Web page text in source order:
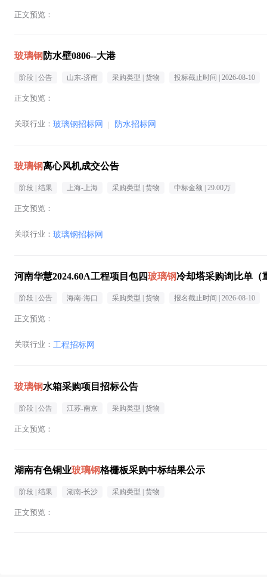
正文预览：
玻璃钢 防水壁0806--大港
阶段 | 公告 山东-济南 采购类型 | 货物 投标截止时间 | 2026-08-10
正文预览：
关联行业： 玻璃钢招标网 | 防水招标网
玻璃钢离心风机成交公告
阶段 | 结果 上海-上海 采购类型 | 货物 中标金额 | 29.00万
正文预览：
关联行业： 玻璃钢招标网
河南华慧2024.60A工程项目包四玻璃钢冷却塔采购询比单（
阶段 | 公告 海南-海口 采购类型 | 货物 报名截止时间 | 2026-08-10
正文预览：
关联行业： 工程招标网
玻璃钢水箱采购项目招标公告
阶段 | 公告 江苏-南京 采购类型 | 货物
正文预览：
湖南有色铜业玻璃钢格栅板采购中标结果公示
阶段 | 结果 湖南-长沙 采购类型 | 货物
正文预览：